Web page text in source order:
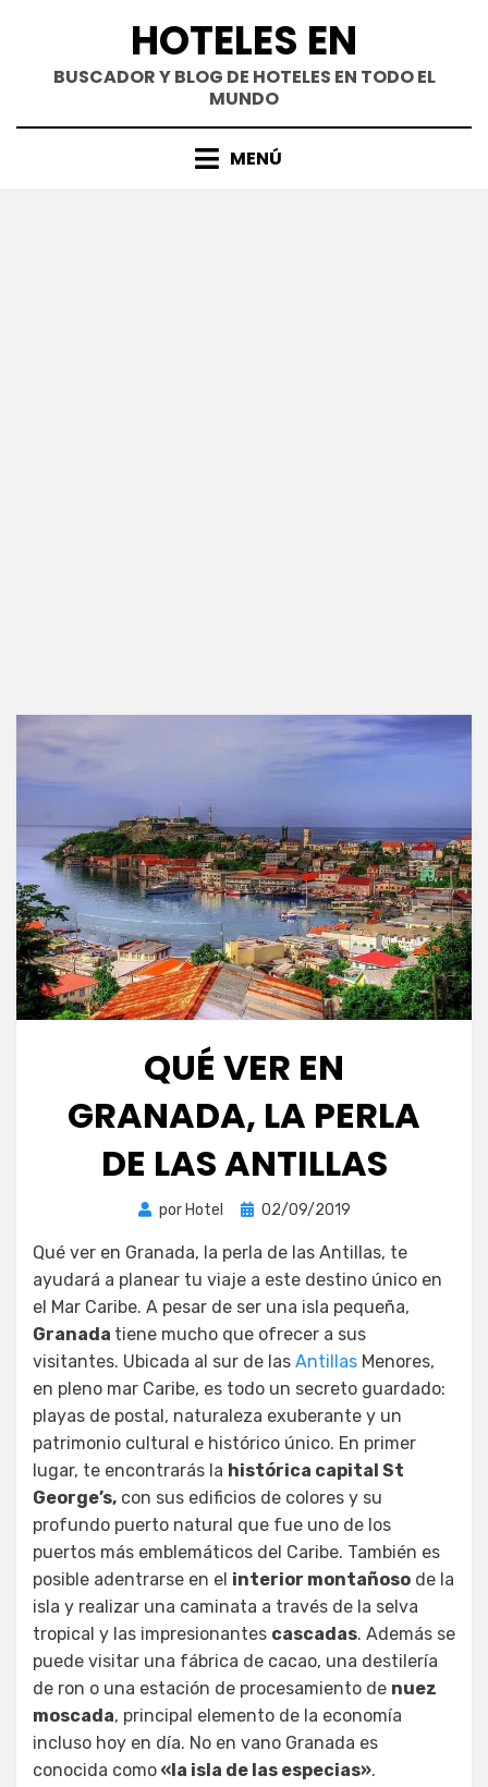
contenido
HOTELES EN
BUSCADOR Y BLOG DE HOTELES EN TODO EL
MUNDO
MENÚ
QUÉ VER EN
GRANADA, LA PERLA
DE LAS ANTILLAS
por Hotel
Publicada
02/09/2019
Qué ver en Granada, la perla de las Antillas, te
ayudará a planear tu viaje a este destino único en
el Mar Caribe. A pesar de ser una isla pequeña,
Granada tiene mucho que ofrecer a sus
visitantes. Ubicada al sur de las Antillas Menores,
en pleno mar Caribe, es todo un secreto guardado:
playas de postal, naturaleza exuberante y un
patrimonio cultural e histórico único. En primer
lugar, te encontrarás la histórica capital St
George’s, con sus edificios de colores y su
profundo puerto natural que fue uno de los
puertos más emblemáticos del Caribe. También es
posible adentrarse en el interior montañoso de la
isla y realizar una caminata a través de la selva
tropical y las impresionantes cascadas. Además se
puede visitar una fábrica de cacao, una destilería
de ron o una estación de procesamiento de nuez
moscada, principal elemento de la economía
incluso hoy en día. No en vano Granada es
conocida como «la isla de las especias».